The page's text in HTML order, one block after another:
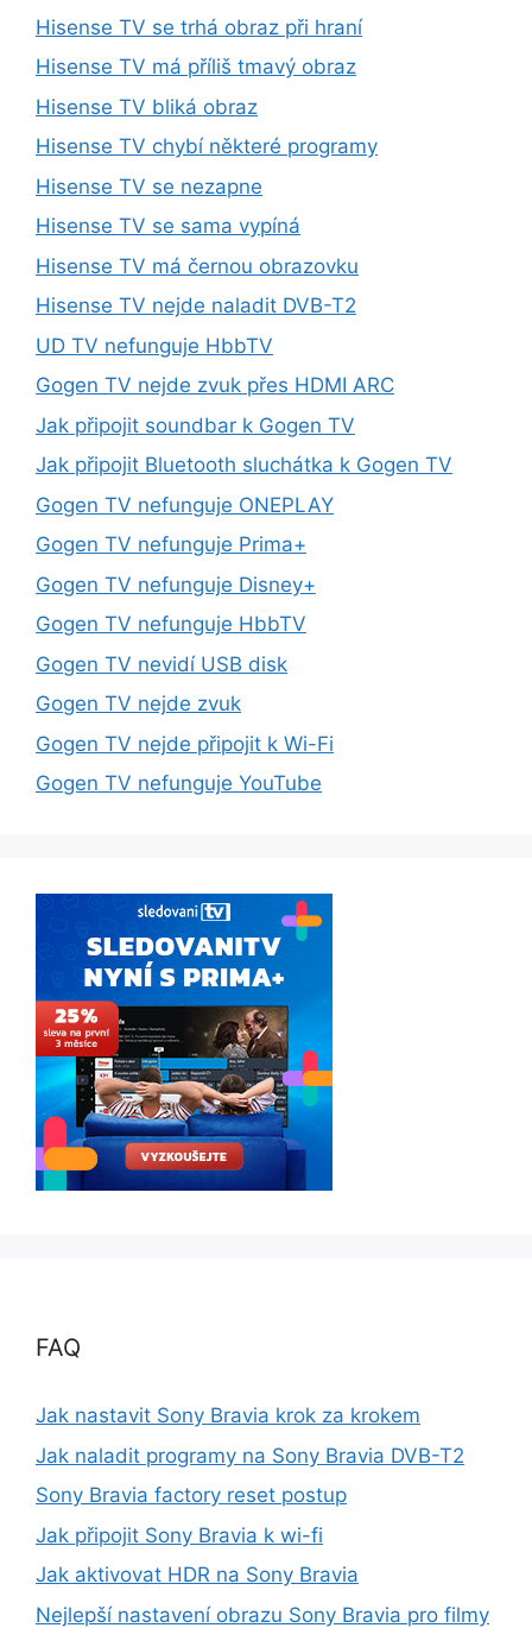
Hisense TV se trhá obraz při hraní
Hisense TV má příliš tmavý obraz
Hisense TV bliká obraz
Hisense TV chybí některé programy
Hisense TV se nezapne
Hisense TV se sama vypíná
Hisense TV má černou obrazovku
Hisense TV nejde naladit DVB-T2
UD TV nefunguje HbbTV
Gogen TV nejde zvuk přes HDMI ARC
Jak připojit soundbar k Gogen TV
Jak připojit Bluetooth sluchátka k Gogen TV
Gogen TV nefunguje ONEPLAY
Gogen TV nefunguje Prima+
Gogen TV nefunguje Disney+
Gogen TV nefunguje HbbTV
Gogen TV nevidí USB disk
Gogen TV nejde zvuk
Gogen TV nejde připojit k Wi-Fi
Gogen TV nefunguje YouTube
FAQ
Jak nastavit Sony Bravia krok za krokem
Jak naladit programy na Sony Bravia DVB-T2
Sony Bravia factory reset postup
Jak připojit Sony Bravia k wi-fi
Jak aktivovat HDR na Sony Bravia
Nejlepší nastavení obrazu Sony Bravia pro filmy